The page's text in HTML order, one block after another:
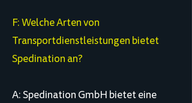
F: Welche Arten von
Transportdienstleistungen bietet
Spedination an?
A: Spedination GmbH bietet eine